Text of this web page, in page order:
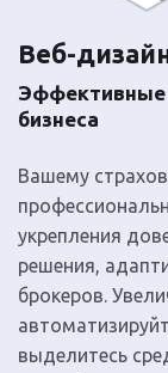
Веб-
Эффективные
бизнеса
Вашему
укрепления
решения,
брокеров.
выделитесь